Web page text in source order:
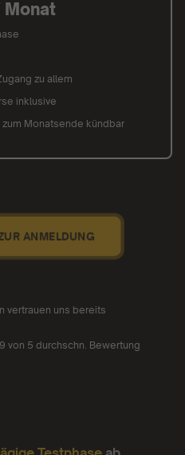
Monat
zu allem
inklusive
Monatsende kündbar
ANMELDUNG
vertrauen uns bereits
von 5 durchschn. Bewertung